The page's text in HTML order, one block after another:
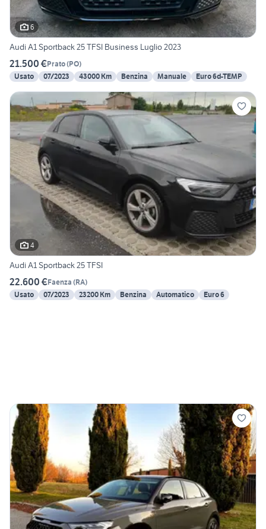
6
Audi A1 Sportback 25 TFSI Business Luglio 2023
21.500 €Prato(PO)
Usato
07/2023 43000 Km Benzina Manuale Euro 6d-TEMP
4
Audi A1 Sportback 25 TFSI
22.600 €Faenza (RA)
Usato
07/2023 23200 Km Benzina Automatico Euro 6